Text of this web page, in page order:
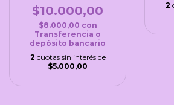
$10.000,00
$8.000,00 con
Transferencia o
depósito bancario
2 cuotas sin interés de
$5.000,00
2